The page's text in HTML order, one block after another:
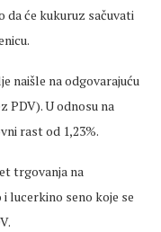
da će kukuruz sačuvati
naišle na odgovarajuću
PDV). U odnosu na
rast od 1,23%.
trgovanja na
lucerkino seno koje se